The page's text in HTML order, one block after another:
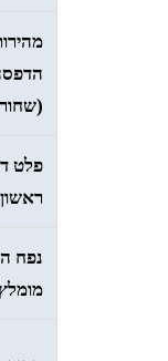
פלט
ראשון
נפח
מומלץ